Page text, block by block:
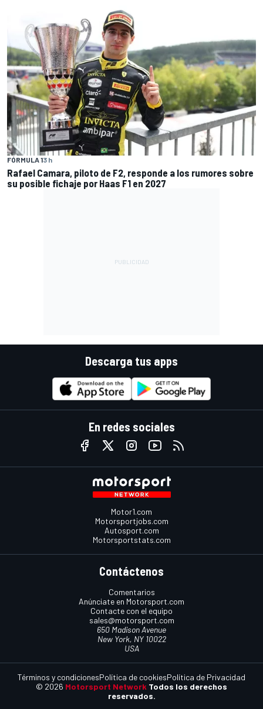
FÓRMULA 13 h
Rafael Camara, piloto de F2, responde a los rumores sobre
su posible fichaje por Haas F1 en 2027
Descarga tus apps
En redes sociales
Motor1.com
Motorsportjobs.com
Autosport.com
Motorsportstats.com
Contáctenos
Comentarios
Anúnciate en Motorsport.com
Contacte con el equipo
sales@motorsport.com
650 Madison Avenue
New York, NY 10022
USA
© 2026 Motorsport Network Todos los derechos
reservados.
Términos y condicionesPolítica de cookiesPolítica de Privacidad